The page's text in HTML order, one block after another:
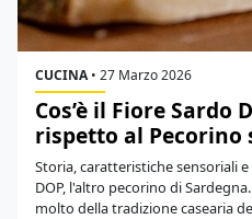
CUCINA• 27 Marzo 2026
Cos’è il Fiore Sardo
rispetto al Pecorino
Storia, caratteristiche sensoriali
DOP, l'altro pecorino di
molto della tradizione casearia